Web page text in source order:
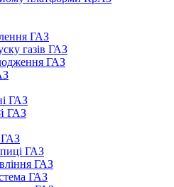
ГАЗ
газів ГАЗ
ГАЗ
ГАЗ
ГАЗ
ГАЗ
ГАЗ
ГАЗ
ГАЗ